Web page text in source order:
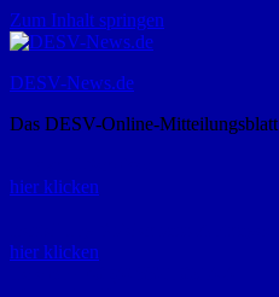
Zum Inhalt springen
DESV-News.de
Das DESV-Online-Mitteilungsblatt
hier klicken
hier klicken